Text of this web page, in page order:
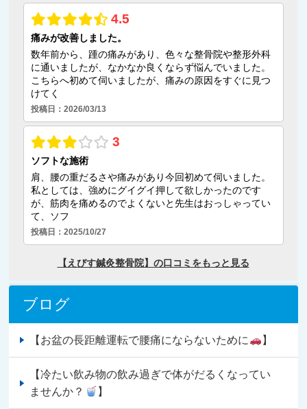
ブログ
【お盆の長距離運転で腰痛にならないために 】
【冷たい飲み物の飲み過ぎで体がだるくなってい
ませんか？
】